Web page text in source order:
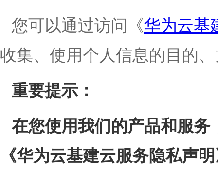
您可以通过访问《华为云基
收集、使用个人信息的目的
重要提示：
在您使用我们的产品和服
《华为云基建云服务隐私声